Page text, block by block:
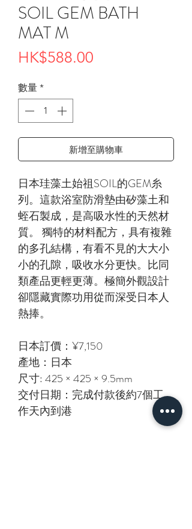
SOIL GEM BATH
MAT M
HK$588.00
數量 *
新增至購物車
日本珪藻土始祖SOIL的GEM糸
列。這款浴室防滑墊由矽藻土和
蛭石製成，是高吸水性的天然材
質。 獨特的材料配方，具有複雜
的多孔結構，有看不見的大大小
小的孔隙，吸收水分更快。比同
類產品更輕更薄。極簡外觀設計
卻隱藏實際功用從而深受日本人
熱捧。
日本訂價：¥7,150
產地：日本
尺寸: 425 × 425 × 9.5mm
交付日期：完成付款後約7個工
作天內到港